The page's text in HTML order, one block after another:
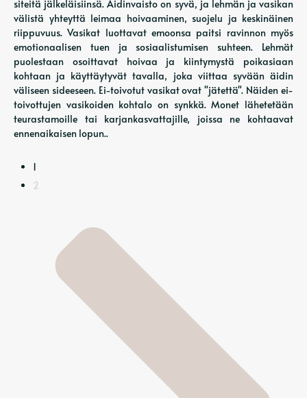
siteitä jälkeläisiinsä. Äidinvaisto on syvä, ja lehmän ja vasikan
välistä yhteyttä leimaa hoivaaminen, suojelu ja keskinäinen
riippuvuus. Vasikat luottavat emoonsa paitsi ravinnon myös
emotionaalisen tuen ja sosiaalistumisen suhteen. Lehmät
puolestaan ​​osoittavat hoivaa ja kiintymystä poikasiaan
kohtaan ja käyttäytyvät tavalla, joka viittaa syvään äidin
väliseen sideeseen. Ei-toivotut vasikat ovat "jätettä". Näiden ei-
toivottujen vasikoiden kohtalo on synkkä. Monet lähetetään
teurastamoille tai karjankasvattajille, joissa ne kohtaavat
ennenaikaisen lopun..
1
2